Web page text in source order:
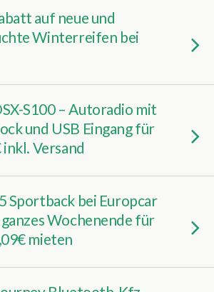
auf neue und
Winterreifen bei
S100 – Autoradio mit
und USB Eingang für
Versand
Sportback bei Europcar
Wochenende für
mieten